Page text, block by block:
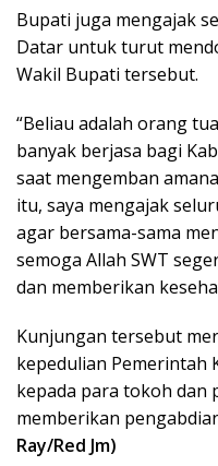
Bupati juga mengajak
Datar untuk turut
Wakil Bupati tersebut.
“Beliau adalah orang
banyak berjasa bagi
saat mengemban
itu, saya mengajak
agar bersama-sama
semoga Allah SWT
dan memberikan
Kunjungan tersebut
kepedulian Pemerintah
kepada para tokoh dan
memberikan
Ray/Red Jm)